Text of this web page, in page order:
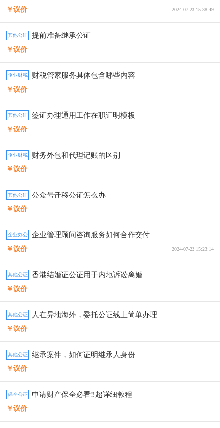
￥议价 2024-07-23 15:38:49
其他公证 提前准备继承公证
￥议价
企业财税 财税管家服务具体包含哪些内容
￥议价
其他公证 签证办理通用工作在职证明模板
￥议价
企业财税 财务外包和代理记账的区别
￥议价
其他公证 公众号迁移公证怎么办
￥议价
企业办公 企业管理顾问咨询服务如何合作交付
￥议价 2024-07-22 15:23:14
其他公证 香港结婚证公证用于内地诉讼离婚
￥议价
其他公证 人在异地海外，委托公证线上简单办理
￥议价
其他公证 继承案件，如何证明继承人身份
￥议价
保全公证 申请财产保全必看‼️超详细教程
￥议价